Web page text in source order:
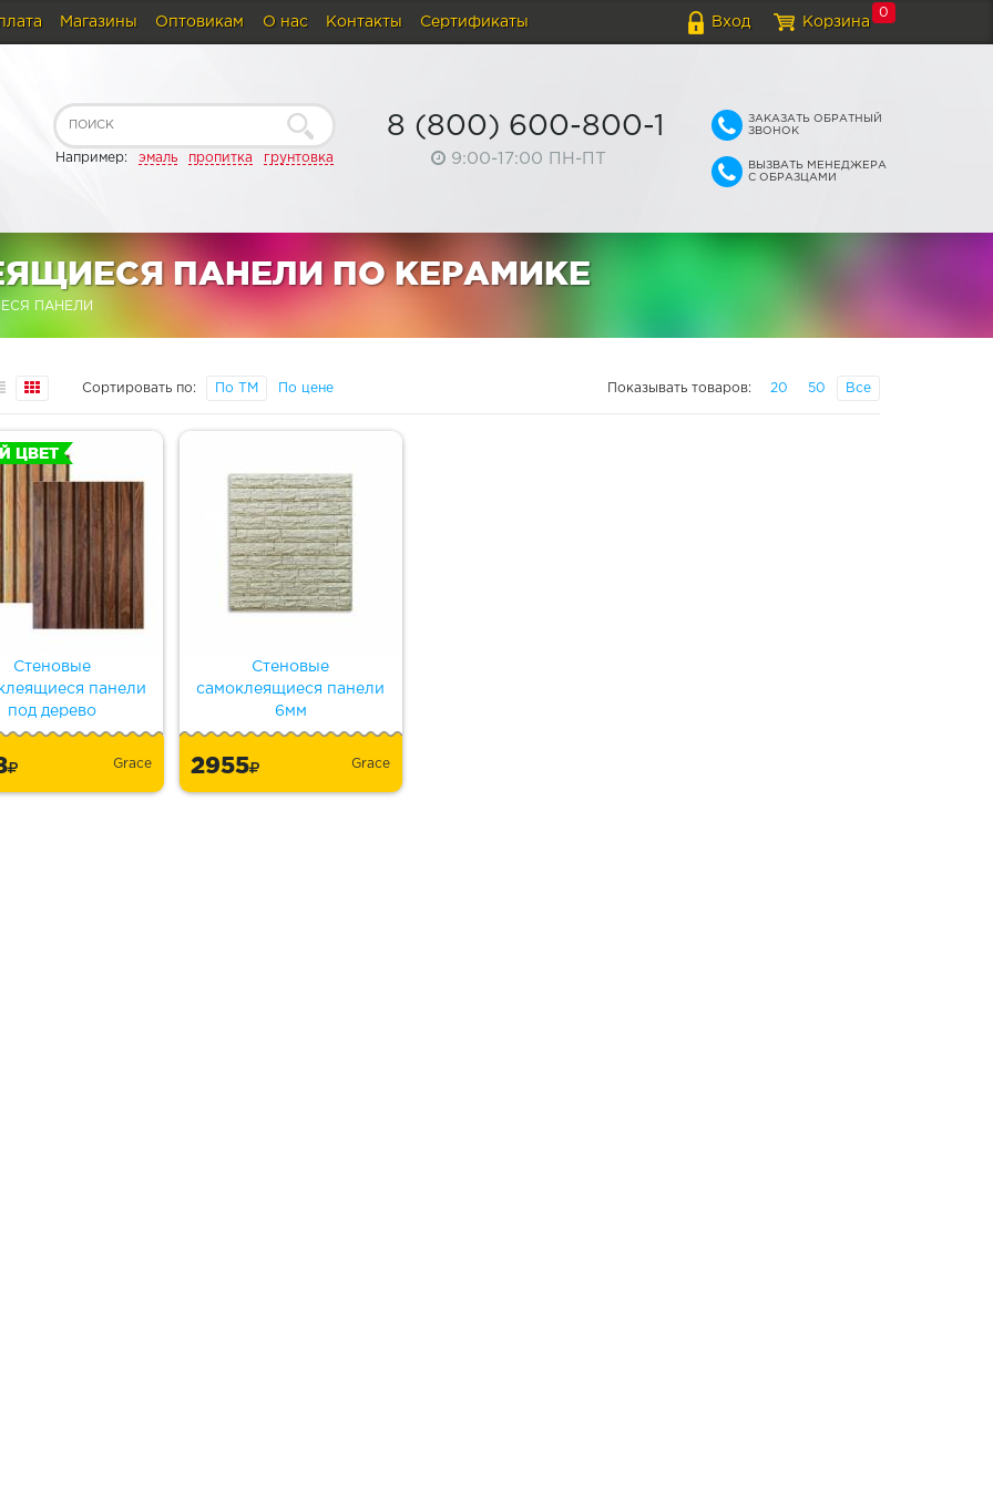
Вход Корзина
0
Магазины Оптовикам О нас Контакты Сертификаты
Например: эмаль пропитка грунтовка
8 (800) 600-800-1
9:00-17:00 ПН-ПТ
ЗАКАЗАТЬ ОБРАТНЫЙ
ЗВОНОК
ВЫЗВАТЬ МЕНЕДЖЕРА
С ОБРАЗЦАМИ
ПАНЕЛИ ПО КЕРАМИКЕ
ПАНЕЛИ
Сортировать по: По ТМ По цене Показывать товаров: 20 50 Все
Стеновые
панели
под дерево
ЦВЕТ
Grace
Стеновые
самоклеящиеся панели
6мм
2955 Grace